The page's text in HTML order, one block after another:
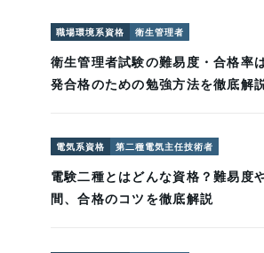
職場環境系資格 衛生管理者
衛生管理者試験の難易度・合格率
発合格のための勉強方法を徹底解
電気系資格 第二種電気主任技術者
電験二種とはどんな資格？難易度
間、合格のコツを徹底解説